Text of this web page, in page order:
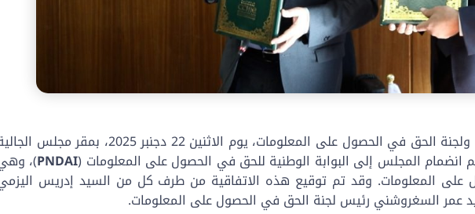
ولجنة الحق في الحصول على المعلومات، يوم الاثنين 22 دجنبر 2025، بمقر مجلس
انضمام المجلس إلى البوابة الوطنية للحق في الحصول على المعلومات (PNDAI)،
على المعلومات. وقد تم توقيع هذه الاتفاقية من طرف كل من السيد إدريس
عمر السغروشني رئيس لجنة الحق في الحصول على المعلومات.